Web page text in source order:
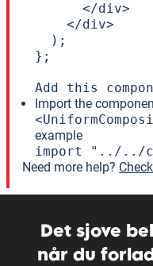
      </div>
    </div>
  );
};
Add this
Import the
example
import "../../
Need more help?
Det sjove
når du